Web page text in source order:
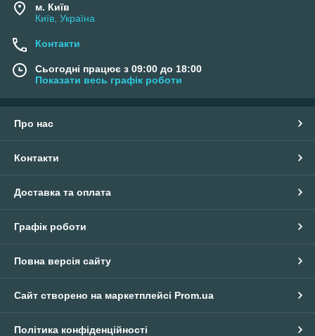
м. Київ
Київ, Україна
Контакти
Сьогодні працює з 09:00 до 18:00
Показати весь графік роботи
Про нас
Контакти
Доставка та оплата
Графік роботи
Повна версія сайту
Сайт створено на маркетплейсі Prom.ua
Політика конфіденційності